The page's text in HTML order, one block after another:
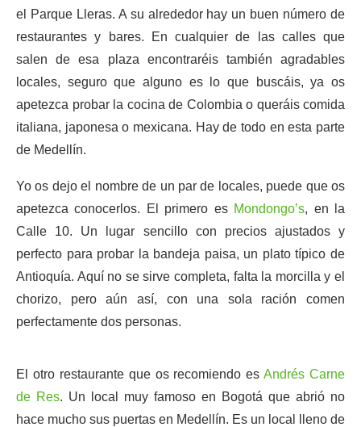
el Parque Lleras. A su alrededor hay un buen número de
restaurantes y bares. En cualquier de las calles que
salen de esa plaza encontraréis también agradables
locales, seguro que alguno es lo que buscáis, ya os
apetezca probar la cocina de Colombia o queráis comida
italiana, japonesa o mexicana. Hay de todo en esta parte
de Medellín.
Yo os dejo el nombre de un par de locales, puede que os
apetezca conocerlos. El primero es Mondongo’s, en la
Calle 10. Un lugar sencillo con precios ajustados y
perfecto para probar la bandeja paisa, un plato típico de
Antioquía. Aquí no se sirve completa, falta la morcilla y el
chorizo, pero aún así, con una sola ración comen
perfectamente dos personas.
El otro restaurante que os recomiendo esAndrés Carne
de Res. Un local muy famoso en Bogotá que abrió no
hace mucho sus puertas en Medellín. Es un local lleno de